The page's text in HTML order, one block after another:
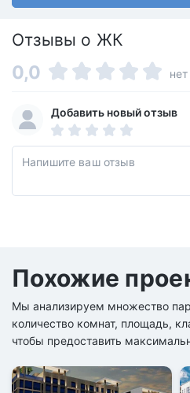
Отзывы о ЖК
0,0
Добавить новый отзыв
Похожие
Мы анализируем множество
количество комнат, площадь,
чтобы предоставить